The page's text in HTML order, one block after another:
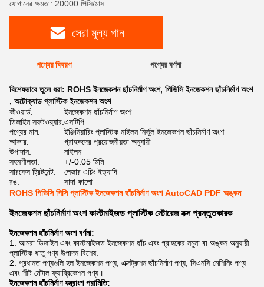
যোগানের ক্ষমতা: 20000 পিসি/মাস
সেরা মূল্য পান
পণ্যের বিবরণ পণ্যের বর্ণনা
বিশেষভাবে তুলে ধরা: ROHS ইনজেকশন ছাঁচনির্মাণ অংশ, পিভিসি ইনজেকশন ছাঁচনির্মাণ অংশ
, অটোক্যাড প্লাস্টিক ইনজেকশন অংশ
কীওয়ার্ড:
ইনজেকশন ছাঁচনির্মাণ অংশ
ডিজাইন সফটওয়্যার:এসটিপি
পণ্যের নাম:
ইঞ্জিনিয়ারিং প্লাস্টিক নাইলন নির্ভুল ইনজেকশন ছাঁচনির্মাণ অংশ
আকার:
গ্রাহকদের প্রয়োজনীয়তা অনুযায়ী
উপাদান:
নাইলন
সহনশীলতা:
+/-0.05 মিমি
সারফেস ট্রিটমেন্ট:
লেজার এচিং ইত্যাদি
রঙ:
সাদা কালো
ROHS পিভিসি পিসি প্লাস্টিক ইনজেকশন ছাঁচনির্মাণ অংশ AutoCAD PDF অঙ্কন
ইনজেকশন ছাঁচনির্মাণ অংশ কাস্টমাইজড প্লাস্টিক স্টোরেজ বক্স প্রস্তুতকারক
ইনজেকশন ছাঁচনির্মাণ অংশ বর্ণনা:
1. আমরা ডিজাইন এবং কাস্টমাইজড ইনজেকশন ছাঁচ এবং গ্রাহকের নমুনা বা অঙ্কন অনুযায়ী
প্লাস্টিক ধাতু পণ্য উত্পাদন বিশেষ.
2. প্রধানত পণ্যগুলি হল ইনজেকশন পণ্য, এক্সট্রুশন ছাঁচনির্মাণ পণ্য, সিএনসি মেশিনিং পণ্য
এবং শীট মেটাল ফ্যাব্রিকেশন পণ্য।
ইনজেকশন ছাঁচনির্মাণ যন্ত্রাংশ পরামিতি: